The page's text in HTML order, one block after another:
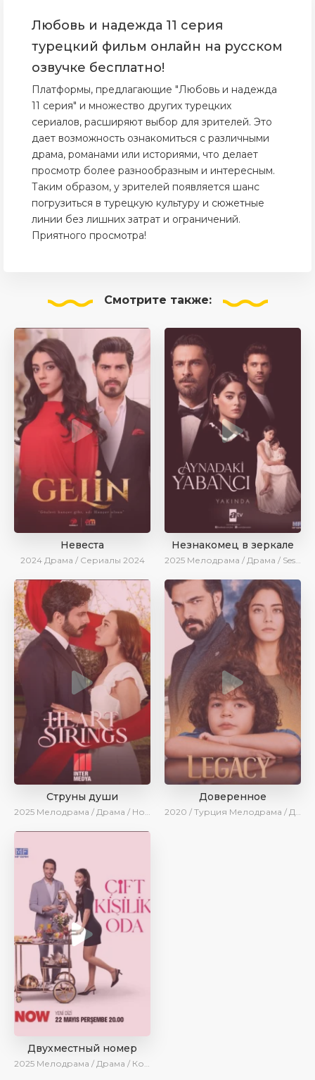
Любовь и надежда 11 серия
турецкий фильм онлайн на русском
озвучке бесплатно!
Платформы, предлагающие "Любовь и надежда
11 серия" и множество других турецких
сериалов, расширяют выбор для зрителей. Это
дает возможность ознакомиться с различными
драма, романами или историями, что делает
просмотр более разнообразным и интересным.
Таким образом, у зрителей появляется шанс
погрузиться в турецкую культуру и сюжетные
линии без лишних затрат и ограничений.
Приятного просмотра!
Смотрите также:
Невеста
2024 Драма / Сериалы 2024
Незнакомец в зеркале
2025 Мелодрама / Драма / SesDizi / AlisaDirilis / Новинки / Сериалы 2025
Струны души
2025 Мелодрама / Драма / Новинки / Сериалы 2025
Доверенное
2020 / Турция Мелодрама / Драма / Боевик / BeniAffet
Двухместный номер
2025 Мелодрама / Драма / Комедия / Новинки / Сериалы 2025